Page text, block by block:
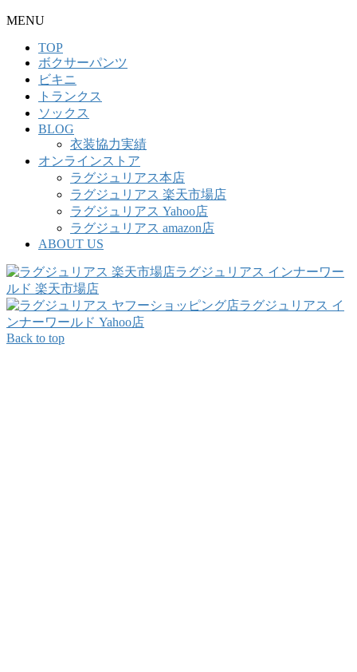
MENU
TOP
ボクサーパンツ
ビキニ
トランクス
ソックス
BLOG
衣装協力実績
オンラインストア
ラグジュリアス本店
ラグジュリアス 楽天市場店
ラグジュリアス Yahoo店
ラグジュリアス amazon店
ABOUT US
ラグジュリアス インナーワー
ルド 楽天市場店
ラグジュリアス イ
ンナーワールド Yahoo店
Back to top